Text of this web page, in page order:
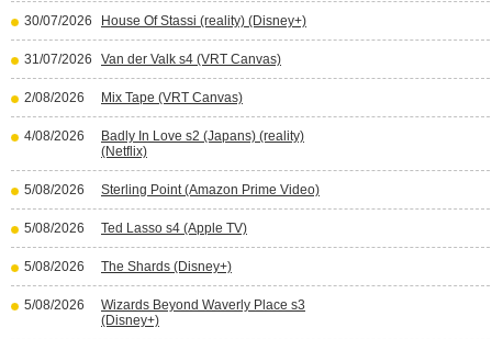
30/07/2026 House Of Stassi (reality) (Disney+)
31/07/2026 Van der Valk s4 (VRT Canvas)
2/08/2026 Mix Tape (VRT Canvas)
4/08/2026
Badly In Love s2 (Japans) (reality)
(Netflix)
5/08/2026 Sterling Point (Amazon Prime Video)
5/08/2026 Ted Lasso s4 (Apple TV)
5/08/2026 The Shards (Disney+)
5/08/2026
Wizards Beyond Waverly Place s3
(Disney+)